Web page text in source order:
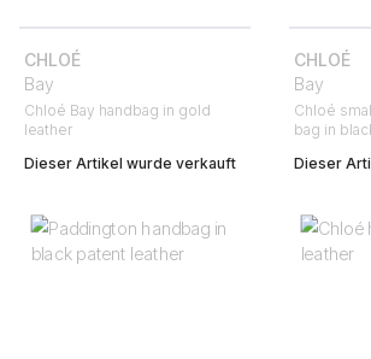
CHLOÉ
Bay
Chloé Bay handbag in gold
leather
Dieser Artikel wurde verkauft
CHLOÉ
Bay
Chloé
bag in
Dieser